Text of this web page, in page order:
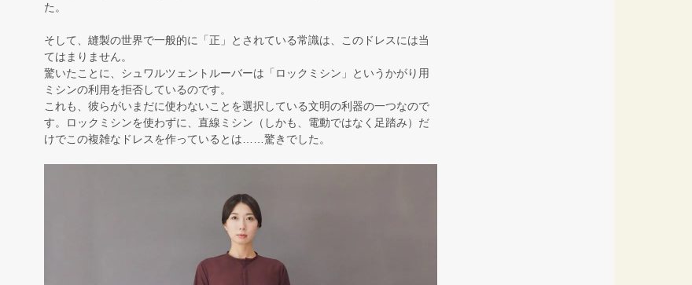
た。
そして、縫製の世界で一般的に「正」とされている常識は、このドレスには当
てはまりません。
驚いたことに、シュワルツェントルーバーは「ロックミシン」というかがり用
ミシンの利用を拒否しているのです。
これも、彼らがいまだに使わないことを選択している文明の利器の一つなので
す。ロックミシンを使わずに、直線ミシン（しかも、電動ではなく足踏み）だ
けでこの複雑なドレスを作っているとは……驚きでした。